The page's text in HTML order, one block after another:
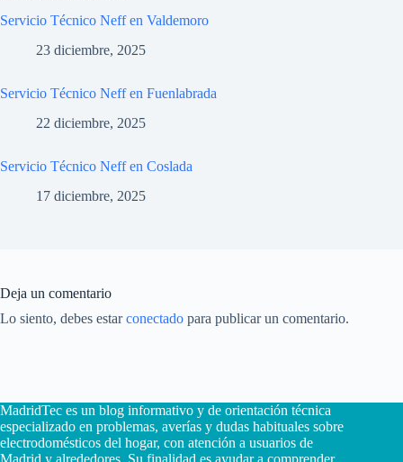
Servicio Técnico Neff en Valdemoro
23 diciembre, 2025
Servicio Técnico Neff en Fuenlabrada
22 diciembre, 2025
Servicio Técnico Neff en Coslada
17 diciembre, 2025
Deja un comentario
Lo siento, debes estarconectado para publicar un comentario.
MadridTec es un blog informativo y de orientación técnica
especializado en problemas, averías y dudas habituales sobre
electrodomésticos del hogar, con atención a usuarios de
Madrid y alrededores. Su finalidad es ayudar a comprender